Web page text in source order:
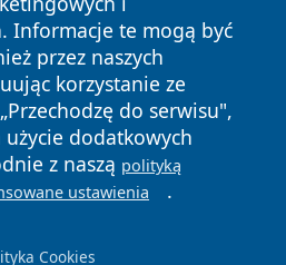
Informacje te mogą być
przez naszych
korzystanie ze
do serwisu",
dodatkowych
z naszą polityką
ustawienia .
Cookies
Polityka
Cookies